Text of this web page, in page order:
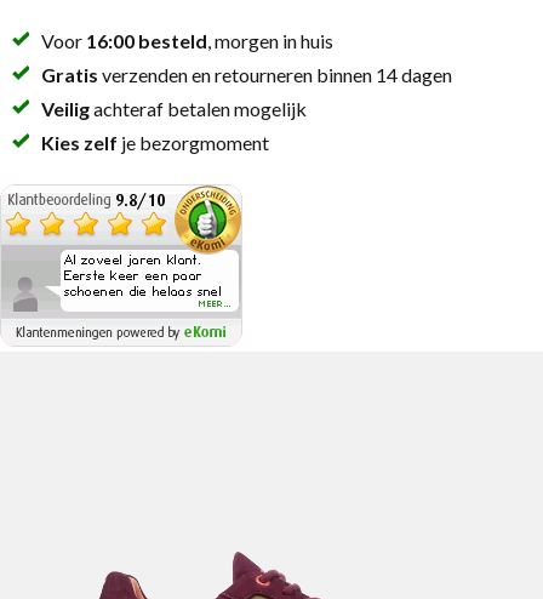
Voor 16:00 besteld , morgen in huis
Gratis verzenden en retourneren binnen 14 dagen
Veiligachteraf betalen mogelijk
Kies zelf je bezorgmoment